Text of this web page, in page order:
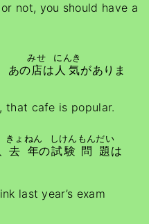
not, you should have a
あの店
みせ
は 人気
にんき
がありま
that cafe is popular.
去年
きょねん
の試験
しけん
問題
もんだい
は
last year’s exam